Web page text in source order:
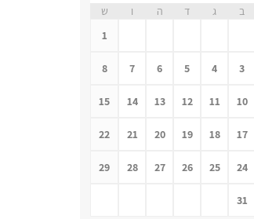
ב ג ד ה ו
ש
1
3
4
5
6
7
8
10
11
12
13
14
15
17
18
19
20
21
22
24
25
26
27
28
29
31